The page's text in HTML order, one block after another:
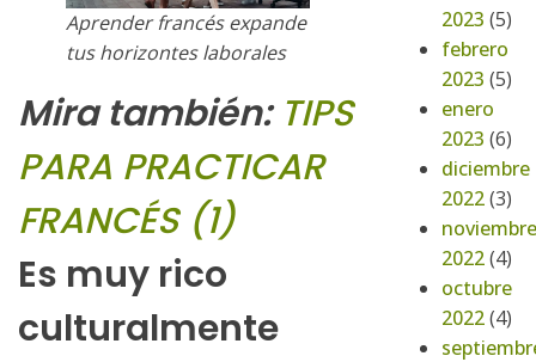
Aprender francés expande
tus horizontes laborales
Mira también: TIPS
PARA PRACTICAR
FRANCÉS (1)
Es muy rico
culturalmente
2023 (5)
febrero
2023 (5)
enero
2023 (6)
diciembre
2022(3)
noviembre
2022(4)
octubre
2022(4)